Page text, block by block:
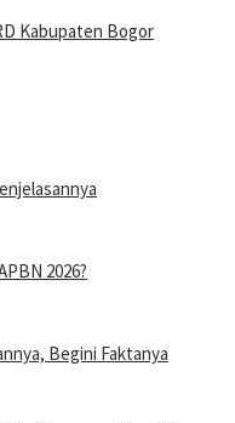
Kabupaten Bogor
2026?
Begini Faktanya